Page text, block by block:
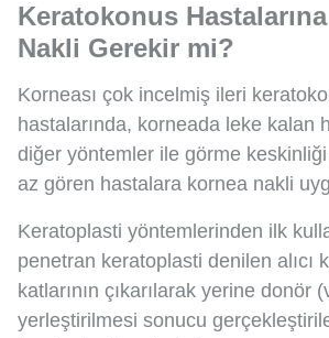
Keratokonus
Nakli Gerekir mi?
Korneası çok incelmiş ileri
hastalarında, korneada leke kalan
diğer yöntemler ile görme keskinliği
az gören hastalara kornea nakli
Keratoplasti yöntemlerinden ilk
penetran keratoplasti denilen alıcı
katlarının çıkarılarak yerine donör
yerleştirilmesi sonucu